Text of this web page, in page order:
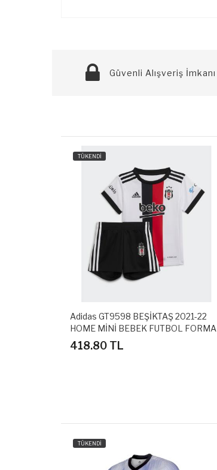
Güvenli Alışveriş İmkanı
TÜKENDİ
Adidas GT9598 BEŞİKTAŞ 2021-22
HOME MİNİ BEBEK FUTBOL FORMA
SETİ
418.80 TL
TÜKENDİ